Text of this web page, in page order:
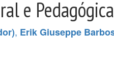
e
, Erik Giuseppe